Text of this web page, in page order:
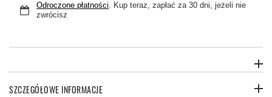
Odroczone płatności. Kup teraz, zapłać za 30 dni, jeżeli nie
zwrócisz
SZCZEGÓŁOWE INFORMACJE